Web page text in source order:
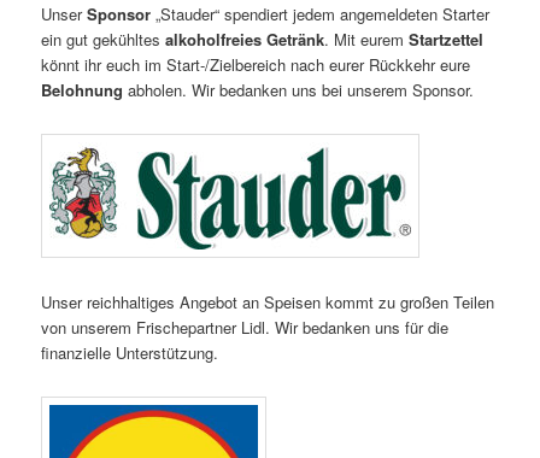
UnserSponsor „Stauder“ spendiert jedem angemeldeten Starter
ein gut gekühltesalkoholfreies Getränk. Mit euremStartzettel
könnt ihr euch im Start-/Zielbereich nach eurer Rückkehr eure
Belohnung abholen. Wir bedanken uns bei unserem Sponsor.
Unser reichhaltiges Angebot an Speisen kommt zu großen Teilen
von unserem Frischepartner Lidl. Wir bedanken uns für die
finanzielle Unterstützung.